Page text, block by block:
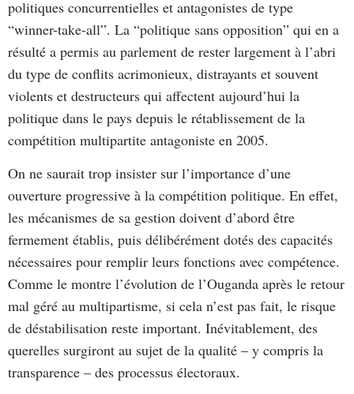
politiques concurrentielles et antagonistes de type
“winner-take-all”. La “politique sans opposition” qui en a
résulté a permis au parlement de rester largement à l’abri
du type de conflits acrimonieux, distrayants et souvent
violents et destructeurs qui affectent aujourd’hui la
politique dans le pays depuis le rétablissement de la
compétition multipartite antagoniste en 2005.
On ne saurait trop insister sur l’importance d’une
ouverture progressive à la compétition politique. En effet,
les mécanismes de sa gestion doivent d’abord être
fermement établis, puis délibérément dotés des capacités
nécessaires pour remplir leurs fonctions avec compétence.
Comme le montre l’évolution de l’Ouganda après le retour
mal géré au multipartisme, si cela n’est pas fait, le risque
de déstabilisation reste important. Inévitablement, des
querelles surgiront au sujet de la qualité – y compris la
transparence – des processus électoraux.